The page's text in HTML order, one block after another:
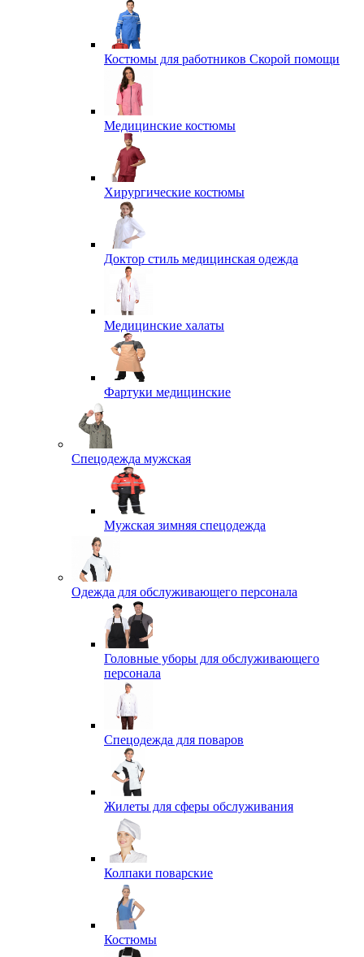
Костюмы для работников Скорой помощи
Медицинские костюмы
Хирургические костюмы
Доктор стиль медицинская одежда
Медицинские халаты
Фартуки медицинские
Спецодежда мужская
Мужская зимняя спецодежда
Одежда для обслуживающего персонала
Головные уборы для обслуживающего
персонала
Спецодежда для поваров
Жилеты для сферы обслуживания
Колпаки поварские
Костюмы